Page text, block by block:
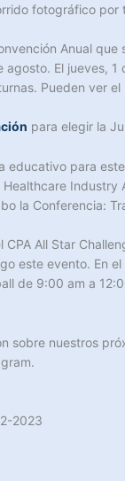
fotográfico por
Anual
El jueves,
Pueden ver
para elegir la
educativo para
la Conferencia:
All Star
este evento. En
de 9:00 am a
sobre nuestros
2023